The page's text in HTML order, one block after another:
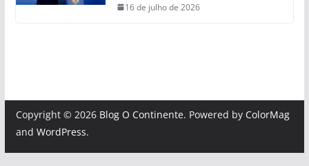
16 de julho de 2026
Copyright © 2026 Blog O Continente. Powered by ColorMag
and WordPress.